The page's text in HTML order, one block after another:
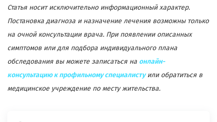
Статья носит исключительно информационный характер.
Постановка диагноза и назначение лечения возможны только
на очной консультации врача. При появлении описанных
симптомов или для подбора индивидуального плана
обследования вы можете записаться на онлайн-
консультацию к профильному специалистуили обратиться в
медицинское учреждение по месту жительства.